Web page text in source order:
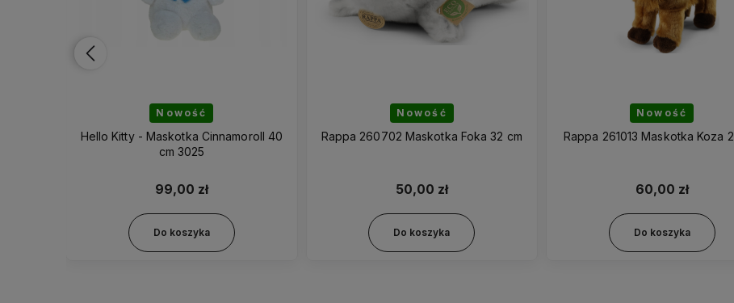
Nowość
Hello Kitty - Maskotka Cinnamoroll 40
cm 3025
99,00 zł
Do koszyka
Nowość
Rappa 260702 Maskotka Foka 32 cm
50,00 zł
Do koszyka
Nowość
Rappa 261013 Maskotka Koza
60,00 zł
Do koszyka